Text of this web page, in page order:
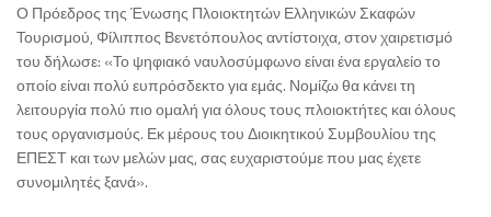
Ο Πρόεδρος της Ένωσης Πλοιοκτητών Ελληνικών Σκαφών
Τουρισμού, Φίλιππος Βενετόπουλος αντίστοιχα, στον χαιρετισμό
του δήλωσε: «Το ψηφιακό ναυλοσύμφωνο είναι ένα εργαλείο το
οποίο είναι πολύ ευπρόσδεκτο για εμάς. Νομίζω θα κάνει τη
λειτουργία πολύ πιο ομαλή για όλους τους πλοιοκτήτες και όλους
τους οργανισμούς. Εκ μέρους του Διοικητικού Συμβουλίου της
ΕΠΕΣΤ και των μελών μας, σας ευχαριστούμε που μας έχετε
συνομιλητές ξανά».